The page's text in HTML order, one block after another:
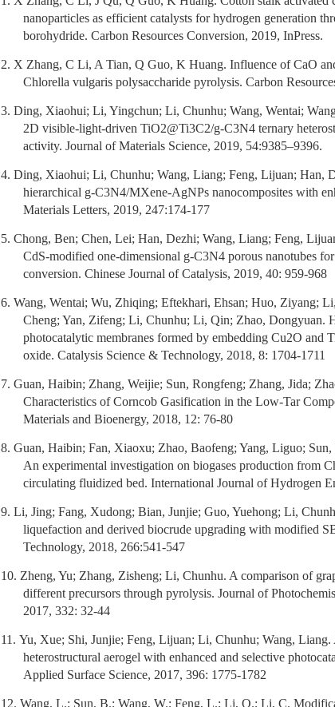
nanoparticles as efficient catalysts for hydrogen generation
borohydride. Carbon Resources Conversion, 2019, InPress.
2. X Zhang, C Li, A Tian, Q Guo, K Huang. Influence of CaO
Chlorella vulgaris polysaccharide pyrolysis. Carbon
3. Ding, Xiaohui; Li, Yingchun; Li, Chunhu; Wang, Wentai;
2D visible-light-driven TiO2@Ti3C2/g-C3N4 ternary
activity. Journal of Materials Science, 2019, 54:9385–9396.
4. Ding, Xiaohui; Li, Chunhu; Wang, Liang; Feng, Lijuan; Han,
hierarchical g-C3N4/MXene-AgNPs nanocomposites with
Materials Letters, 2019, 247:174-177
5. Chong, Ben; Chen, Lei; Han, Dezhi; Wang, Liang; Feng,
CdS-modified one-dimensional g-C3N4 porous nanotubes
conversion. Chinese Journal of Catalysis, 2019, 40: 959-968
6. Wang, Wentai; Wu, Zhiqing; Eftekhari, Ehsan; Huo, Ziyang;
Cheng; Yan, Zifeng; Li, Chunhu; Li, Qin; Zhao, Dongyuan.
photocatalytic membranes formed by embedding Cu2O and
oxide. Catalysis Science & Technology, 2018, 8: 1704-1711
7. Guan, Haibin; Zhang, Weijie; Sun, Rongfeng; Zhang, Jida;
Characteristics of Corncob Gasification in the Low-Tar
Materials and Bioenergy, 2018, 12: 76-80
8. Guan, Haibin; Fan, Xiaoxu; Zhao, Baofeng; Yang, Liguo;
An experimental investigation on biogases production from
circulating fluidized bed. International Journal of Hydrogen
9. Li, Jing; Fang, Xudong; Bian, Junjie; Guo, Yuehong; Li,
liquefaction and derived biocrude upgrading with modified
Technology, 2018, 266:541-547
10. Zheng, Yu; Zhang, Zisheng; Li, Chunhu. A comparison of
different precursors through pyrolysis. Journal of
2017, 332: 32-44
11. Yu, Xue; Shi, Junjie; Feng, Lijuan; Li, Chunhu; Wang,
heterostructural aerogel with enhanced and selective
Applied Surface Science, 2017, 396: 1775-1782
12. Wang, L.; Sun, B.; Wang, W.; Feng, L.; Li, Q.; Li, C.